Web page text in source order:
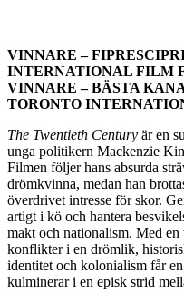
VINNARE –
INTERNATIONAL FILM
VINNARE – BÄSTA
TORONTO
The Twentieth Century är en
unga politikern Mackenzie
Filmen följer hans absurda
drömkvinna, medan han
överdrivet intresse för skor.
artigt i kö och hantera
makt och nationalism. Med
konflikter i en drömlik,
identitet och kolonialism får
kulminerar i en episk strid